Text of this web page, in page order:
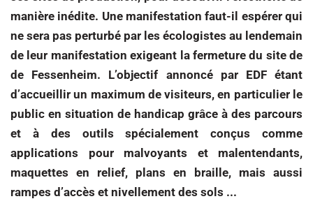
manière inédite. Une manifestation faut-il espérer qui
ne sera pas perturbé par les écologistes au lendemain
de leur manifestation exigeant la fermeture du site de
de Fessenheim. L’objectif annoncé par EDF étant
d’accueillir un maximum de visiteurs, en particulier le
public en situation de handicap grâce à des parcours
et à des outils spécialement conçus comme
applications pour malvoyants et malentendants,
maquettes en relief, plans en braille, mais aussi
rampes d’accès et nivellement des sols ...